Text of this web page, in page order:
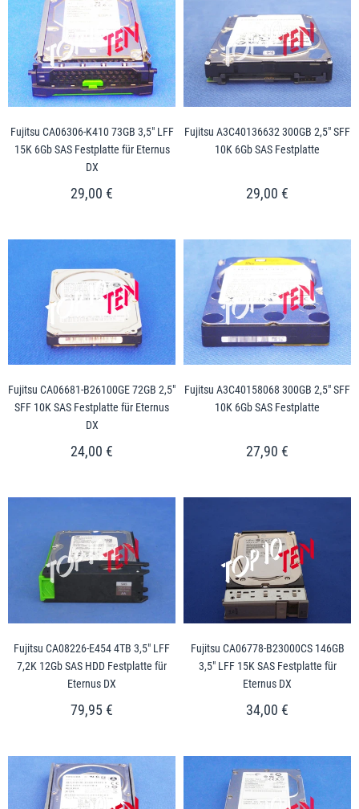
Fujitsu CA06306-K410 73GB 3,5" LFF
15K 6Gb SAS Festplatte für Eternus
DX
29,00 €
Fujitsu A3C40136632 300GB 2,5" SFF
10K 6Gb SAS Festplatte
29,00 €
Fujitsu CA06681-B26100GE 72GB 2,5"
SFF 10K SAS Festplatte für Eternus
DX
24,00 €
Fujitsu A3C40158068 300GB 2,5" SFF
10K 6Gb SAS Festplatte
27,90 €
Fujitsu CA08226-E454 4TB 3,5" LFF
7,2K 12Gb SAS HDD Festplatte für
Eternus DX
79,95 €
Fujitsu CA06778-B23000CS 146GB
3,5" LFF 15K SAS Festplatte für
Eternus DX
34,00 €